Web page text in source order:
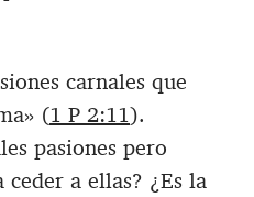
carnales que
(1 P 2:11).
pasiones pero
a ellas? ¿Es la